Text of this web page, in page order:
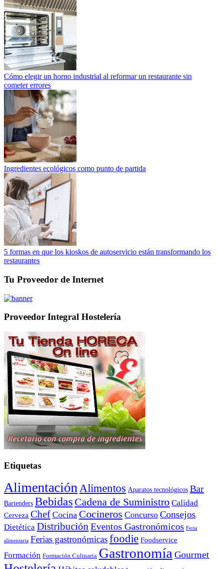
Cómo elegir un horno industrial al reformar un restaurante sin
cometer errores
Ingredientes ecológicos como punto de partida
5 formas en que los kioskos de autoservicio están transformando los
restaurantes
Tu Proveedor de Internet
Proveedor Integral Hostelería
Etiquetas
AlimentaciónAlimentos Aparatos tecnológicos Bar
Bartenders Bebidas Cadena de Suministro Calidad
Cerveza Chef Cocina Cocineros Concurso Consejos
Dietética Distribución Eventos Gastronómicos Feria
alimentaria Ferias gastronómicasfoodie Foodservice
Formación Formación Culinaria GastronomíaGourmet